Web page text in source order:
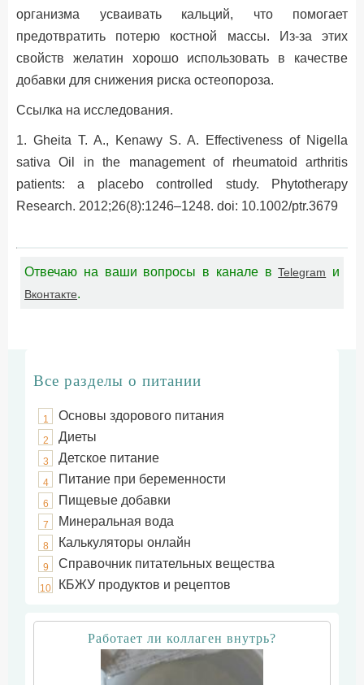
организма усваивать кальций, что помогает
предотвратить потерю костной массы. Из-за этих
свойств желатин хорошо использовать в качестве
добавки для снижения риска остеопороза.
Ссылка на исследования.
1. Gheita T. A., Kenawy S. A. Effectiveness of Nigella
sativa Oil in the management of rheumatoid arthritis
patients: a placebo controlled study. Phytotherapy
Research. 2012;26(8):1246–1248. doi: 10.1002/ptr.3679
Отвечаю на ваши вопросы в канале вTelegram и
Вконтакте.
Все разделы о питании
1 Основы здорового питания
2 Диеты
3 Детское питание
4 Питание при беременности
6 Пищевые добавки
7 Минеральная вода
8 Калькуляторы онлайн
9 Справочник питательных вещества
10 КБЖУ продуктов и рецептов
Работает ли коллаген внутрь?